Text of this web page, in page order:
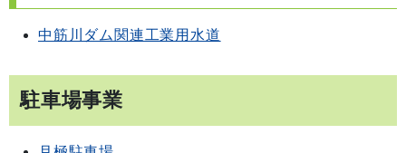
中筋川ダム関連工業用水道
駐車場事業